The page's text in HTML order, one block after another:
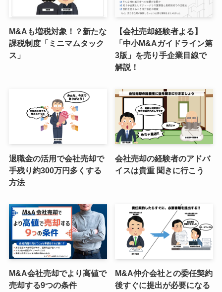
M&Aも増税対象！？新たな
課税制度「ミニマムタック
ス」
【会社売却経験者よる】
「中小M&Aガイドライン第
3版」を売り手企業目線で
解説！
退職金の活用で会社売却で
手残り約300万円多くする
方法
会社売却の経験者のアドバ
イスは貴重 聞きに行こう
M&A会社売却でより高値で
売却する9つの条件
M&A仲介会社との委任契約
後すぐに提出が必要になる